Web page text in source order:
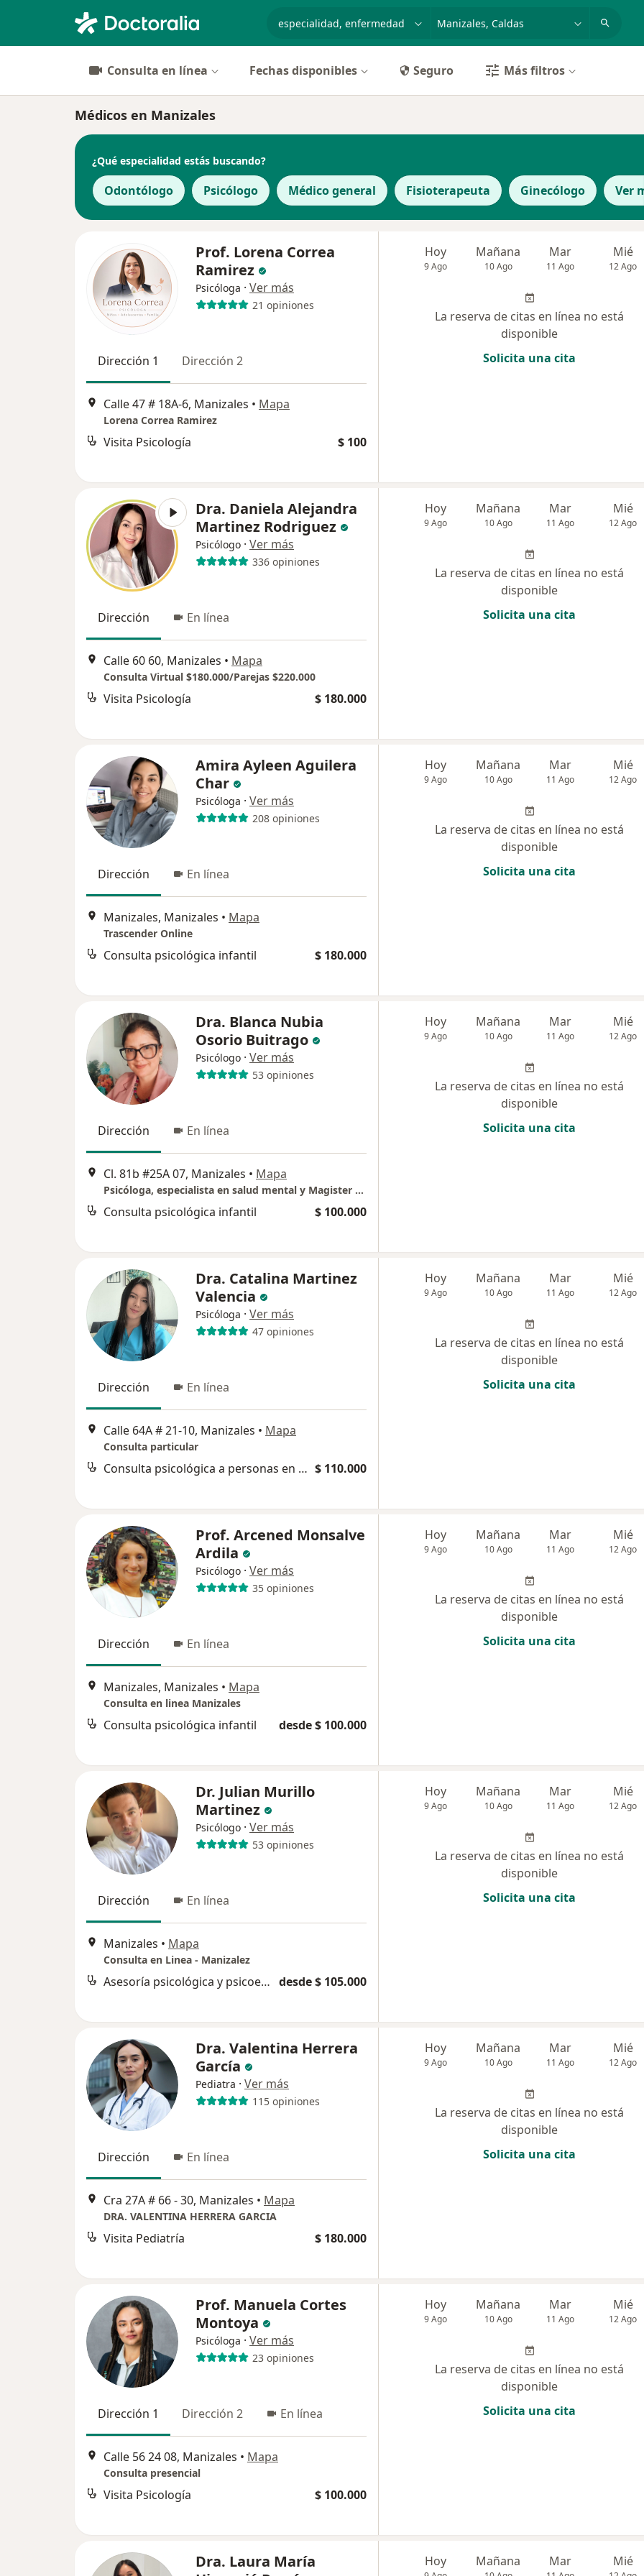
Consulta en línea Fechas disponibles Seguro Más filtros
Médicos en Manizales
¿Qué especialidad estás buscando?
Odontólogo Psicólogo Médico general Fisioterapeuta Ginecólogo Ver
Prof. Lorena Correa
Ramirez
Psicóloga · Ver más
21 opiniones
Dirección 1 Dirección 2
Calle 47 # 18A-6, Manizales • Mapa
Lorena Correa Ramirez
Visita Psicología $ 100
Hoy
9 Ago
Mañana
10 Ago
Mar
11 Ago
Mié
12 Ago
La reserva de citas en línea no está
disponible
Solicita una cita
Dra. Daniela Alejandra
Martinez Rodriguez
Psicólogo · Ver más
336 opiniones
Dirección En línea
Calle 60 60, Manizales • Mapa
Consulta Virtual $180.000/Parejas $220.000
Visita Psicología $ 180.000
Hoy
9 Ago
Mañana
10 Ago
Mar
11 Ago
Mié
12 Ago
La reserva de citas en línea no está
disponible
Solicita una cita
Amira Ayleen Aguilera
Char
Psicóloga · Ver más
208 opiniones
Dirección En línea
Manizales, Manizales • Mapa
Trascender Online
Consulta psicológica infantil $ 180.000
Hoy
9 Ago
Mañana
10 Ago
Mar
11 Ago
Mié
12 Ago
La reserva de citas en línea no está
disponible
Solicita una cita
Dra. Blanca Nubia
Osorio Buitrago
Psicólogo · Ver más
53 opiniones
Dirección En línea
Cl. 81b #25A 07, Manizales • Mapa
Psicóloga, especialista en salud mental y Magister en psicología clínica
Consulta psicológica infantil $ 100.000
Hoy
9 Ago
Mañana
10 Ago
Mar
11 Ago
Mié
12 Ago
La reserva de citas en línea no está
disponible
Solicita una cita
Dra. Catalina Martinez
Valencia
Psicóloga · Ver más
47 opiniones
Dirección En línea
Calle 64A # 21-10, Manizales • Mapa
Consulta particular
Consulta psicológica a personas en proceso de reintegración social pos egreso del sistema penitenciario $ 110.000
Hoy
9 Ago
Mañana
10 Ago
Mar
11 Ago
Mié
12 Ago
La reserva de citas en línea no está
disponible
Solicita una cita
Prof. Arcened Monsalve
Ardila
Psicólogo · Ver más
35 opiniones
Dirección En línea
Manizales, Manizales • Mapa
Consulta en linea Manizales
Consulta psicológica infantil desde $ 100.000
Hoy
9 Ago
Mañana
10 Ago
Mar
11 Ago
Mié
12 Ago
La reserva de citas en línea no está
disponible
Solicita una cita
Dr. Julian Murillo
Martinez
Psicólogo · Ver más
53 opiniones
Dirección En línea
Manizales • Mapa
Consulta en Linea - Manizalez
Asesoría psicológica y psicoeducación desde $ 105.000
Hoy
9 Ago
Mañana
10 Ago
Mar
11 Ago
Mié
12 Ago
La reserva de citas en línea no está
disponible
Solicita una cita
Dra. Valentina Herrera
García
Pediatra · Ver más
115 opiniones
Dirección En línea
Cra 27A # 66 - 30, Manizales • Mapa
DRA. VALENTINA HERRERA GARCIA
Visita Pediatría $ 180.000
Hoy
9 Ago
Mañana
10 Ago
Mar
11 Ago
Mié
12 Ago
La reserva de citas en línea no está
disponible
Solicita una cita
Prof. Manuela Cortes
Montoya
Psicóloga · Ver más
23 opiniones
Dirección 1 Dirección 2 En línea
Calle 56 24 08, Manizales • Mapa
Consulta presencial
Visita Psicología $ 100.000
Hoy
9 Ago
Mañana
10 Ago
Mar
11 Ago
Mié
12 Ago
La reserva de citas en línea no está
disponible
Solicita una cita
Dra. Laura María
Hoy Mañana Mar Mié